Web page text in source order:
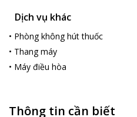
Dịch vụ khác
• Phòng không hút thuốc
• Thang máy
• Máy điều hòa
Thông tin cần biết